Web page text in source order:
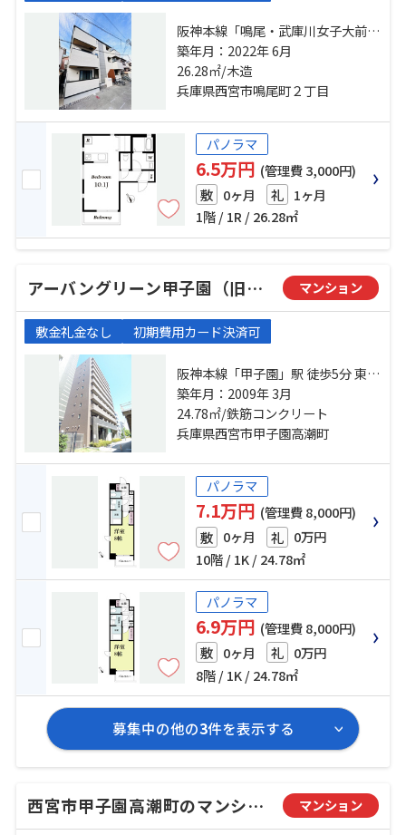
阪神本線「鳴尾・武庫川女子大前」
駅 徒歩10分 阪神本線「甲子園」
駅 徒歩19分 阪神本線「武庫川」
駅 徒歩20分
築年月：2022年 6月
26.28㎡/木造
兵庫県西宮市鳴尾町２丁目
パノラマ
6.5万円 (管理費 3,000円)
敷 0ヶ月 礼 1ヶ月
1階 / 1R / 26.28㎡
アーバングリーン甲子園（旧アーデン甲子園） マンション
敷金礼金なし 初期費用カード決済可
阪神本線「甲子園」駅 徒歩5分 東海
道本線「西宮」駅 徒歩30分 阪急今
津線「今津」駅 徒歩15分
築年月：2009年 3月
24.78㎡/鉄筋コンクリート
兵庫県西宮市甲子園高潮町
パノラマ
7.1万円 (管理費 8,000円)
敷 0ヶ月 礼 0万円
10階 / 1K / 24.78㎡
パノラマ
6.9万円 (管理費 8,000円)
敷 0ヶ月 礼 0万円
8階 / 1K / 24.78㎡
募集中の他の3件を表示する
西宮市甲子園高潮町のマンション マンション